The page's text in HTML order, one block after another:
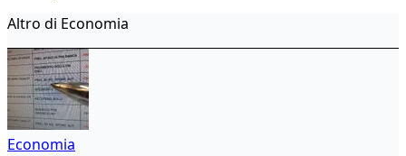
Altro di Economia
Economia